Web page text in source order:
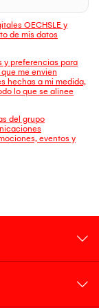
OECHSLE y
de mis datos
y preferencias para
me envien
hechas a mi medida,
lo que se alinee
del grupo
eventos y